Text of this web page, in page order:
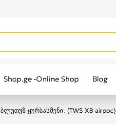
Shop.ge -Online Shop Blog
ბლუთუზ ყურსასმენი. (TWS X8 airpoc)